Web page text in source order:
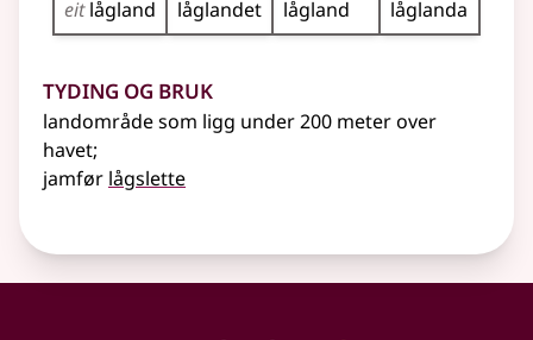
eitlågland låglandet lågland låglanda
Tyding og bruk
landområde som ligg under 200 meter over
havet;
jamfør lågslette